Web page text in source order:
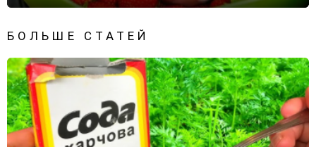
БОЛЬШЕ СТАТЕЙ